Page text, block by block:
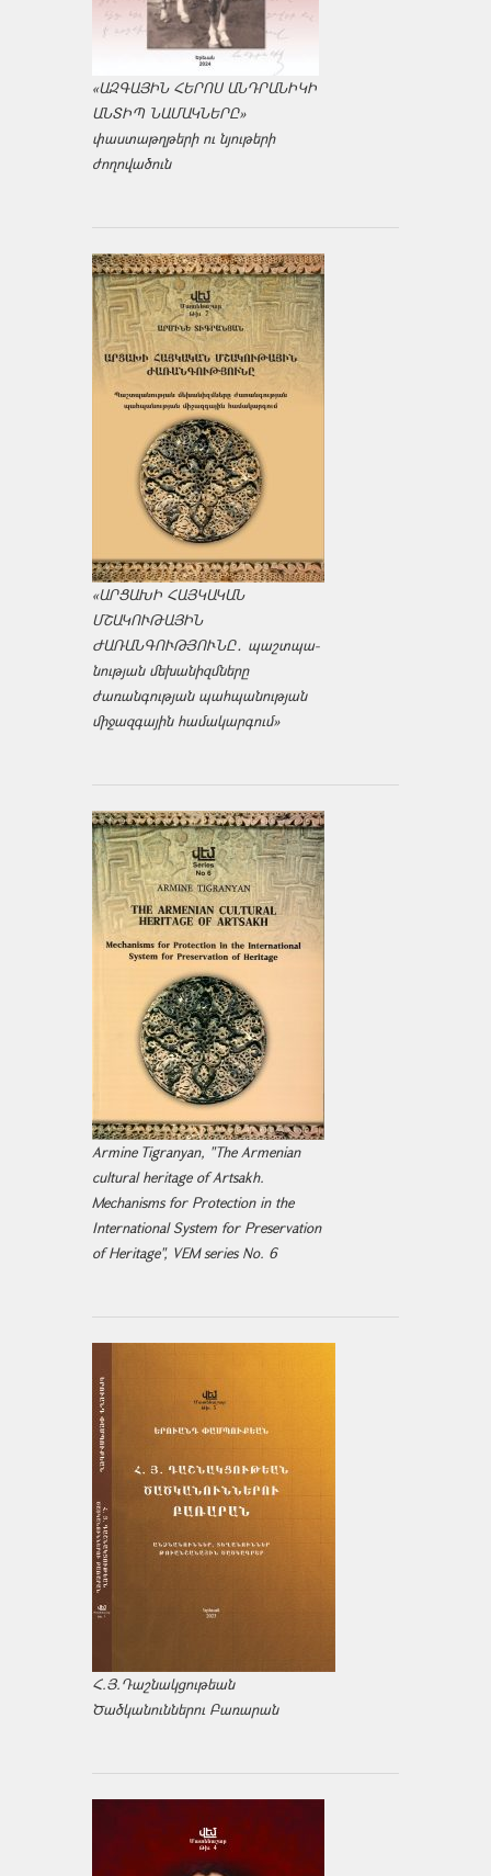
«ԱԶԳԱՅԻՆ ՀԵՐՈՍ ԱՆԴՐԱՆԻԿԻ
ԱՆՏԻՊ ՆԱՄԱԿՆԵՐԸ»
փաստաթղթերի ու նյութերի
ժողովածուն
«ԱՐՑԱԽԻ ՀԱՅԿԱԿԱՆ
ՄՇԱԿՈՒԹԱՅԻՆ
ԺԱՌԱՆԳՈՒԹՅՈՒՆԸ․ պաշտպա­
նության մեխանիզմները
ժառանգության պահպանության
միջազ­գային համակարգում»
Armine Tigranyan, "The Armenian
cultural heritage of Artsakh.
Mechanisms for Protection in the
International System for Preservation
of Heritage", VEM series No. 6
Հ.Յ.Դաշնակցութեան
Ծածկանուններու Բառարան